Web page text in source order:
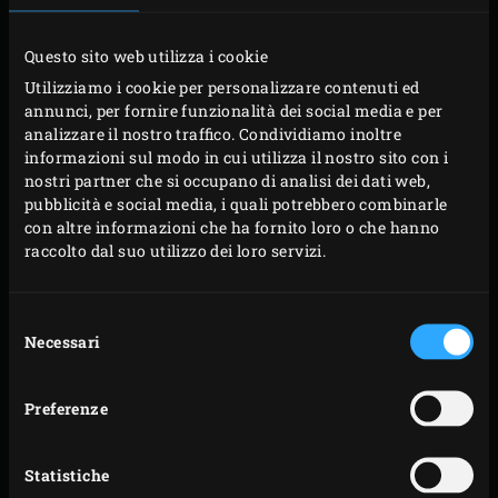
Questo sito web utilizza i cookie
Utilizziamo i cookie per personalizzare contenuti ed
annunci, per fornire funzionalità dei social media e per
analizzare il nostro traffico. Condividiamo inoltre
informazioni sul modo in cui utilizza il nostro sito con i
nostri partner che si occupano di analisi dei dati web,
pubblicità e social media, i quali potrebbero combinarle
con altre informazioni che ha fornito loro o che hanno
raccolto dal suo utilizzo dei loro servizi.
delNecessari
Preferenze
Statistiche
METODO
Posizionare ilcarbonenel Big Green Egg e scaldarlo
a 220°C con laStainless Steel Grid. Nel frattempo,
scolare gli spicchi di mela e raccogliere il liquido di
ammollo. Scolare anche le albicocche e le prugne.
Dimezzare il baccello di vaniglia nel senso della
lunghezza e raschiare i semi.
Aggiungere il liquido di ammollo delle mele, la
sulla griglia. Chiudere il coperchio dell’EGG e
aggiungere un goccio d’acqua all’amido di mais e
Aggiungere la pasta di amido di mais al liquido di